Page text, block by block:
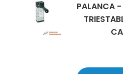
PALANCA